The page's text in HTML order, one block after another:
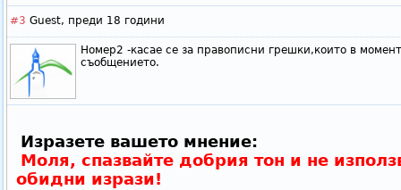
#3 Guest, преди 18 години
Номер2 -касае се за правописни грешки,които в
съобщението.
Изразете вашето мнение:
Моля, спазвайте добрия тон и не
обидни изрази!